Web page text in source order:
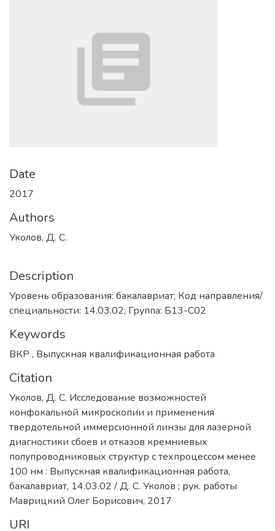
Date
2017
Authors
Уколов, Д. С.
Description
Уровень образования: бакалавриат; Код направления/
специальности: 14.03.02; Группа: Б13-С02
Keywords
ВКР , Выпускная квалификационная работа
Citation
Уколов, Д. С. Исследование возможностей
конфокальной микроскопии и применения
твердотельной иммерсионной линзы для лазерной
диагностики сбоев и отказов кремниевых
полупроводниковых структур с техпроцессом менее
100 нм : Выпускная квалификационная работа,
бакалавриат, 14.03.02 / Д. С. Уколов ; рук. работы
Маврицкий Олег Борисович, 2017
URI